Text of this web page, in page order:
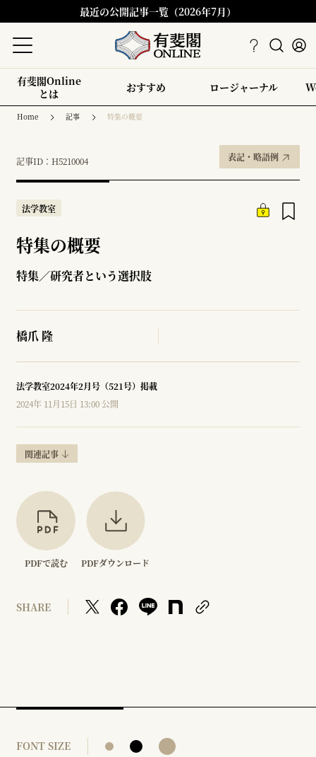
最近の公開記事一覧（2026年7月）
有斐閣Online
とは
おすすめ ロージャーナル
Home 記事 特集の概要
記事ID：H5210004 表記・略語例
法学教室
特集の概要
特集／研究者という選択肢
橋爪 隆
法学教室2024年2月号（521号）掲載
2024年 11月15日 13:00 公開
関連記事
PDFで読む PDFダウンロード
SHARE
FONT SIZE